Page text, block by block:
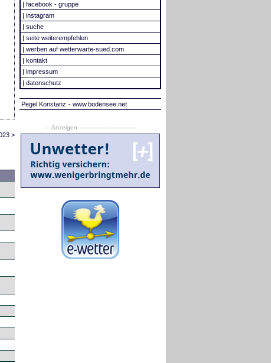
>
| facebook - gruppe
| instagram
| suche
| seite weiterempfehlen
| werben auf wetterwarte-sued.com
| kontakt
| impressum
| datenschutz
Pegel Konstanz - www.bodensee.net
--- Anzeigen --------------------------------